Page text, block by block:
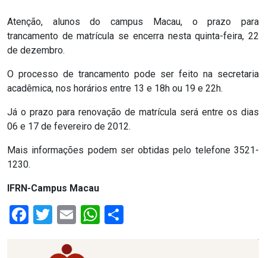
ARTIGO
ASSEMBLEIA
DO
RN
ASSEMBLEIA
E
VOCÊ
ASSEMBLEIA
LEGISLATIVA
Atenção, alunos do campus Macau, o prazo para
trancamento de matrícula se encerra nesta quinta-feira, 22
de dezembro.
O processo de trancamento pode ser feito na secretaria
acadêmica, nos horários entre 13 e 18h ou 19 e 22h.
Já o prazo para renovação de matrícula será entre os dias
06 e 17 de fevereiro de 2012.
Mais informações podem ser obtidas pelo telefone 3521-
1230.
IFRN-Campus Macau
Facebook
Twitter
EmailWhatsApp